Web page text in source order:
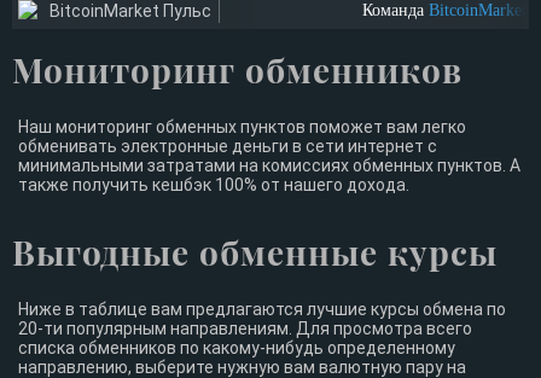
Войти
Регистрация
BitcoinMarket Пульс Команда BitcoinMarket
Мониторинг обменников
Наш мониторинг обменных пунктов поможет вам легко
обменивать электронные деньги в сети интернет с
минимальными затратами на комиссиях обменных пунктов. А
также получить кешбэк 100% от нашего дохода.
Выгодные обменные курсы
Ниже в таблице вам предлагаются лучшие курсы обмена по
20-ти популярным направлениям. Для просмотра всего
списка обменников по какому-нибудь определенному
направлению, выберите нужную вам валютную пару на